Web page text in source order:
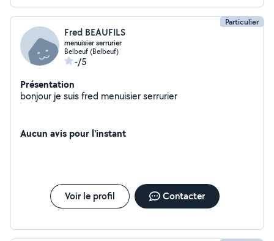
Particulier
Fred BEAUFILS
menuisier serrurier
Belbeuf (Belbeuf)
-/5
Présentation
bonjour je suis fred menuisier serrurier
Aucun avis pour l'instant
Voir le profil Contacter